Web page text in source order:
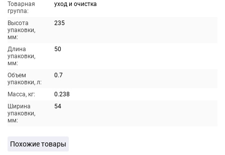
Товарная
группа:
уход и очистка
Высота
упаковки,
мм:
235
Длина
упаковки,
мм:
50
Объем
упаковки, л:
0.7
Масса, кг:
0.238
Ширина
упаковки,
мм:
54
Похожие товары